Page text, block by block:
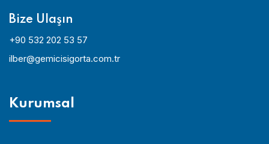
Bize Ulaşın
+90 532 202 53 57
ilber@gemicisigorta.com.tr
Kurumsal